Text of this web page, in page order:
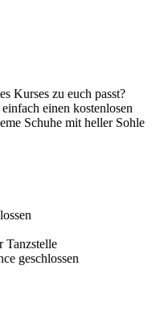
Kurses zu euch passt?
einen kostenlosen
Schuhe mit heller Sohle
Tanzstelle
geschlossen